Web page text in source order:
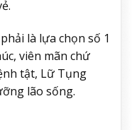
là lựa chọn số 1
viên mãn chứ
tật, Lữ Tụng
lão sống.